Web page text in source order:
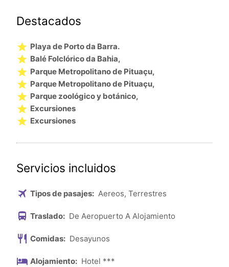
Destacados
Playa de Porto da Barra.
Balé Folclórico da Bahia,
Parque Metropolitano de Pituaçu,
Parque Metropolitano de Pituaçu,
Parque zoológico y botánico,
Excursiones
Excursiones
Servicios incluidos
Tipos de pasajes: Aereos, Terrestres
Traslado: De Aeropuerto A Alojamiento
Comidas: Desayunos
Alojamiento: Hotel ***